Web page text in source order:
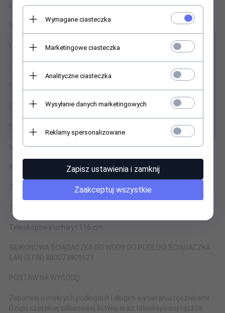
Łatwa w czyszczeniu
Nie pozostawia smug
Nie rysuje powierzchni
Długość: 116 cm
Szerokość robocza: 49,5 cm
Materiał: silikon + stal nierdzewna
Kolor: zgodny ze zdjęciami
ZAWARTOŚĆ ZESTAWU
Teleskopowy uchwyt 116 cm
SILIKONOWA ŚCIĄGACZKA DO WODY DO PODŁOGI ŚCIĄGACZKA
EAN (GTIN) 880073809621
POSTAW NA WYGODĘ!
Zapomnij o mokrych podłogach i długim wycieraniu ręcznikami.
Dzięki szerokiej silikonowej listwie oraz teleskopowej rączce
Wymagane ciasteczka
Marketingowe ciasteczka
Analityczne ciasteczka
Wysyłanie danych marketingowych
Reklamy spersonalizowane
Zapisz ustawienia i zamknij
Zaakceptuj wszystkie